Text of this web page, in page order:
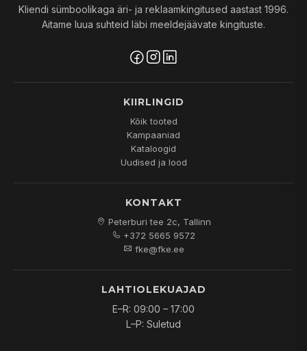
Kliendi sümboolikaga äri- ja reklaamkingitused aastast 1996.
Aitame luua suhteid läbi meeldejäävate kingituste.
KIIRLINGID
Kõik tooted
Kampaaniad
Kataloogid
Uudised ja lood
KONTAKT
Peterburi tee 2c, Tallinn
+372 5665 9572
fke@fke.ee
LAHTIOLEKUAJAD
E–R: 09:00 – 17:00
L–P: Suletud